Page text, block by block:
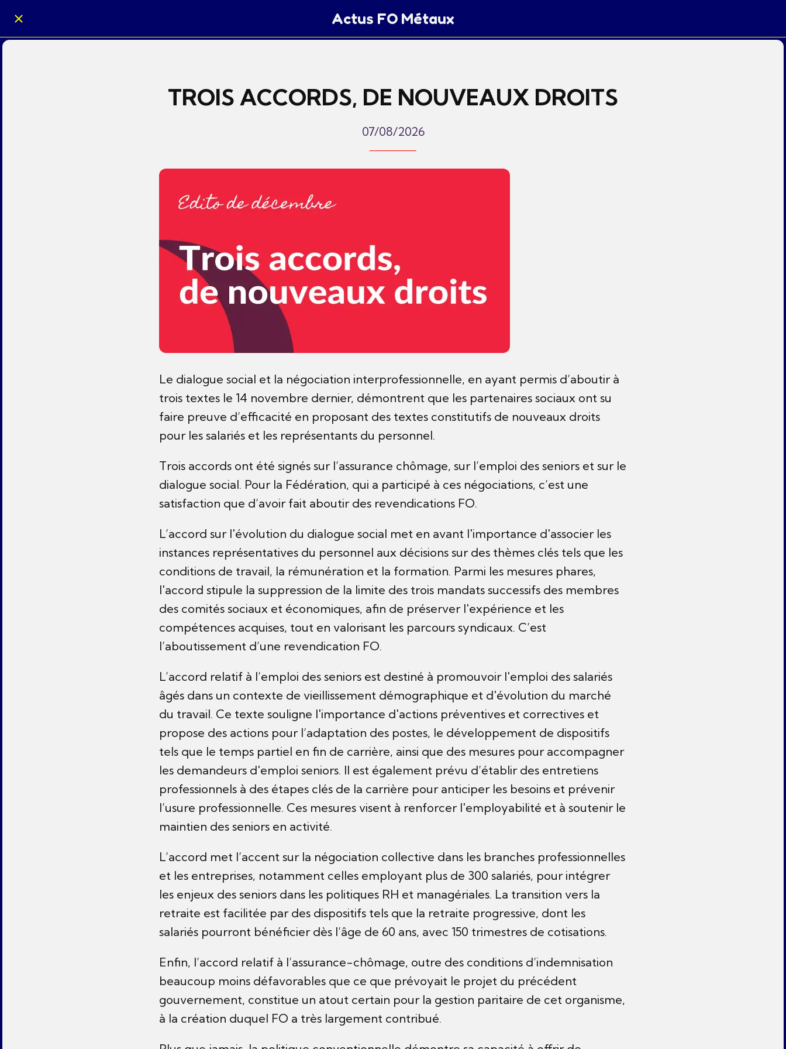
Actus FO Métaux
TROIS ACCORDS, DE NOUVEAUX DROITS
07/08/2026
Le dialogue social et la négociation interprofessionnelle, en ayant permis d’aboutir à
trois textes le 14 novembre dernier, démontrent que les partenaires sociaux ont su
faire preuve d’efficacité en proposant des textes constitutifs de nouveaux droits
pour les salariés et les représentants du personnel.
Trois accords ont été signés sur l’assurance chômage, sur l’emploi des seniors et sur le
dialogue social. Pour la Fédération, qui a participé à ces négociations, c’est une
satisfaction que d’avoir fait aboutir des revendications FO.
L’accord sur l'évolution du dialogue social met en avant l'importance d'associer les
instances représentatives du personnel aux décisions sur des thèmes clés tels que les
conditions de travail, la rémunération et la formation. Parmi les mesures phares,
l'accord stipule la suppression de la limite des trois mandats successifs des membres
des comités sociaux et économiques, afin de préserver l'expérience et les
compétences acquises, tout en valorisant les parcours syndicaux. C’est
l’aboutissement d’une revendication FO.
L’accord relatif à l’emploi des seniors est destiné à promouvoir l'emploi des salariés
âgés dans un contexte de vieillissement démographique et d'évolution du marché
du travail. Ce texte souligne l'importance d'actions préventives et correctives et
propose des actions pour l’adaptation des postes, le développement de dispositifs
tels que le temps partiel en fin de carrière, ainsi que des mesures pour accompagner
les demandeurs d'emploi seniors. Il est également prévu d’établir des entretiens
professionnels à des étapes clés de la carrière pour anticiper les besoins et prévenir
l’usure professionnelle. Ces mesures visent à renforcer l'employabilité et à soutenir le
maintien des seniors en activité.
L’accord met l’accent sur la négociation collective dans les branches professionnelles
et les entreprises, notamment celles employant plus de 300 salariés, pour intégrer
les enjeux des seniors dans les politiques RH et managériales. La transition vers la
retraite est facilitée par des dispositifs tels que la retraite progressive, dont les
salariés pourront bénéficier dès l’âge de 60 ans, avec 150 trimestres de cotisations.
Enfin, l’accord relatif à l’assurance-chômage, outre des conditions d’indemnisation
beaucoup moins défavorables que ce que prévoyait le projet du précédent
gouvernement, constitue un atout certain pour la gestion paritaire de cet organisme,
à la création duquel FO a très largement contribué.